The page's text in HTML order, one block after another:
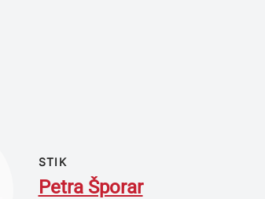
STIK
Petra Šporar